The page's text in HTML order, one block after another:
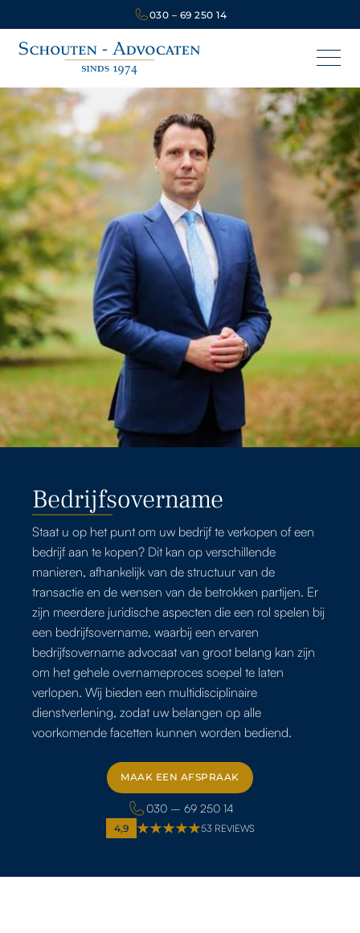
030 – 69 250 14
Bedrijfsovername
Staat u op het punt om uw bedrijf te verkopen of een
bedrijf aan te kopen? ‍Dit kan op verschillende
manieren, afhankelijk van de structuur van de
transactie en de wensen van de betrokken partijen. Er
zijn meerdere juridische aspecten die een rol spelen bij
een bedrijfsovername, waarbij een ervaren
bedrijfsovername advocaat van groot belang kan zijn
om het gehele overnameproces soepel te laten
verlopen. Wij bieden een multidisciplinaire
dienstverlening, zodat uw belangen op alle
voorkomende facetten kunnen worden bediend.
MAAK EEN AFSPRAAK
030 – 69 250 14
4,9 53 REVIEWS